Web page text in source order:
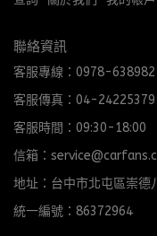
聯絡資訊
客服專線：0978-638982
客服傳真：04-24225379
客服時間：09:30-18:00
信箱：
地址：台中市北屯區崇德
統一編號：86372964